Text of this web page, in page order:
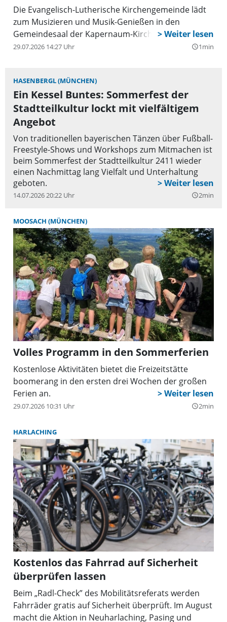
Die Evangelisch-Lutherische Kirchengemeinde lädt
zum Musizieren und Musik-Genießen in den
Gemeindesaal der Kapernaum-Kirche ein.
29.07.2026 14:27 Uhr query_builder1min
HASENBERGL (MÜNCHEN)
Ein Kessel Buntes: Sommerfest der
Stadtteilkultur lockt mit vielfältigem
Angebot
Von traditionellen bayerischen Tänzen über Fußball-
Freestyle-Shows und Workshops zum Mitmachen ist
beim Sommerfest der Stadtteilkultur 2411 wieder
einen Nachmittag lang Vielfalt und Unterhaltung
geboten.
14.07.2026 20:22 Uhr query_builder2min
MOOSACH (MÜNCHEN)
Volles Programm in den Sommerferien
Kostenlose Aktivitäten bietet die Freizeitstätte
boomerang in den ersten drei Wochen der großen
Ferien an.
29.07.2026 10:31 Uhr query_builder2min
HARLACHING
Kostenlos das Fahrrad auf Sicherheit
überprüfen lassen
Beim „Radl-Check” des Mobilitätsreferats werden
Fahrräder gratis auf Sicherheit überprüft. Im August
macht die Aktion in Neuharlaching, Pasing und